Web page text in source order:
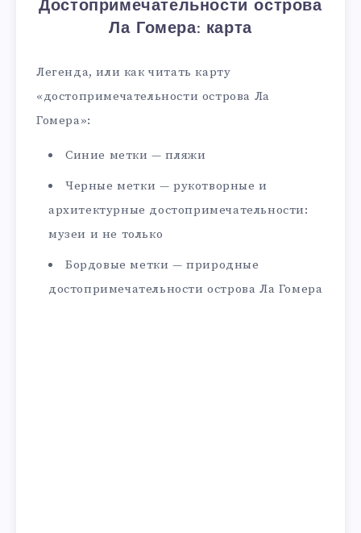
Достопримечательности острова
Ла Гомера: карта
Легенда, или как читать карту
«достопримечательности острова Ла
Гомера»:
Синие метки — пляжи
Черные метки — рукотворные и
архитектурные достопримечательности:
музеи и не только
Бордовые метки — природные
достопримечательности острова Ла Гомера